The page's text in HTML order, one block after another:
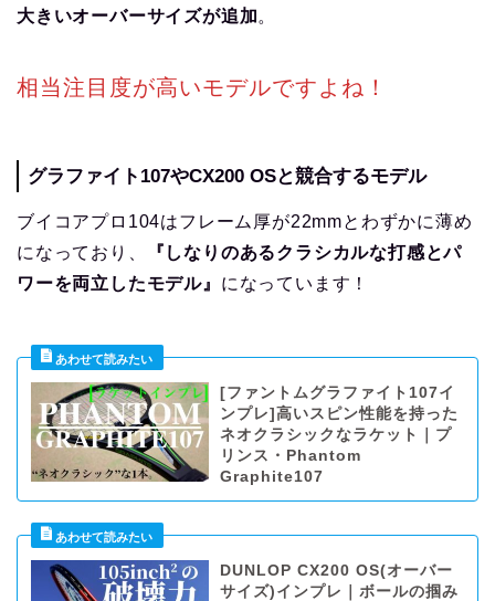
大きいオーバーサイズが追加。
相当注目度が高いモデルですよね！
グラファイト107やCX200 OSと競合するモデル
ブイコアプロ104はフレーム厚が22mmとわずかに薄め
になっており、
『しなりのあるクラシカルな打感とパ
ワーを両立したモデル』 になっています！
[ファントムグラファイト107イ
ンプレ]高いスピン性能を持った
ネオクラシックなラケット｜プ
リンス・Phantom
Graphite107
DUNLOP CX200 OS(オーバー
サイズ)インプレ｜ボールの掴み